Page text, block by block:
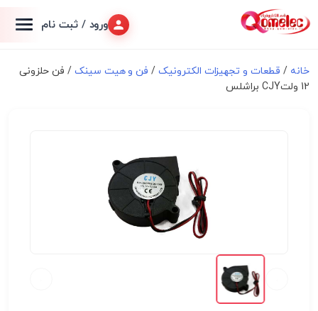
ورود / ثبت نام
خانه / قطعات و تجهیزات الکترونیک/ فن و هیت سینک / فن حلزونی
12 ولتCJY براشلس